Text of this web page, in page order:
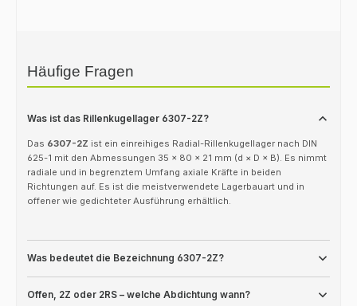
Häufige Fragen
Was ist das Rillenkugellager 6307-2Z?
Das 6307-2Z ist ein einreihiges Radial-Rillenkugellager nach DIN
625-1 mit den Abmessungen 35 × 80 × 21 mm (d × D × B). Es nimmt
radiale und in begrenztem Umfang axiale Kräfte in beiden
Richtungen auf. Es ist die meistverwendete Lagerbauart und in
offener wie gedichteter Ausführung erhältlich.
Was bedeutet die Bezeichnung 6307-2Z?
Offen, 2Z oder 2RS – welche Abdichtung wann?